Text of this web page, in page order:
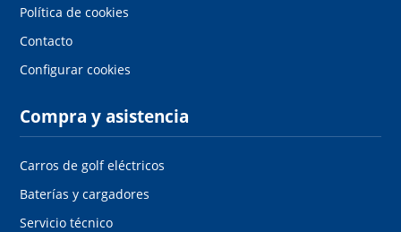
Política de cookies
Contacto
Configurar cookies
Compra y asistencia
Carros de golf eléctricos
Baterías y cargadores
Servicio técnico